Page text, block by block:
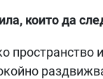
които да
пространство